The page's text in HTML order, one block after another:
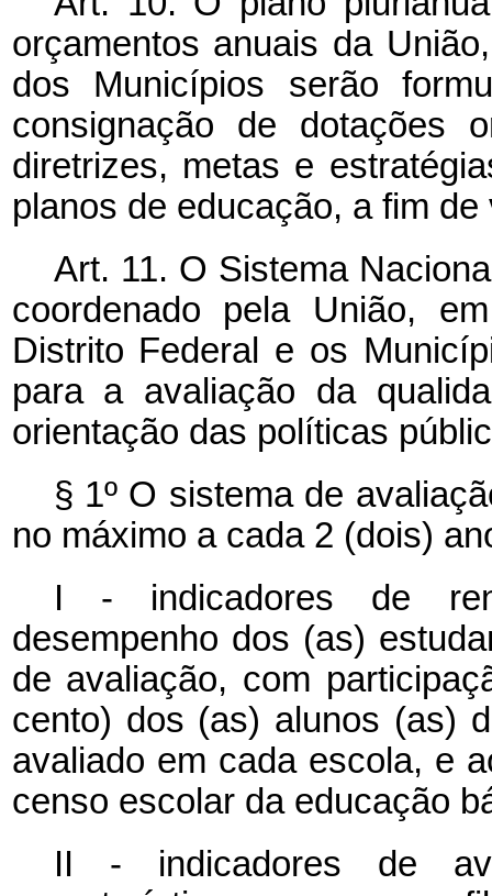
orçamentos anuais da
dos Municípios serão
consignação de dotações
diretrizes, metas e
planos de educação, a fim
Art. 11. O Sistema
coordenado pela União,
Distrito Federal e os
para a avaliação da
orientação das políticas
§ 1º O sistema de
no máximo a cada 2 (dois)
I - indicadores de
desempenho dos (as)
de avaliação, com
cento) dos (as) alunos (as)
avaliado em cada escola, e
censo escolar da educação
II - indicadores de